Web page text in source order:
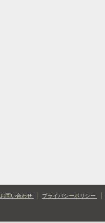
お問い合わせ プライバシーポリシー